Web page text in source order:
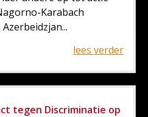
Karabach
lees verder
tegen Discriminatie op